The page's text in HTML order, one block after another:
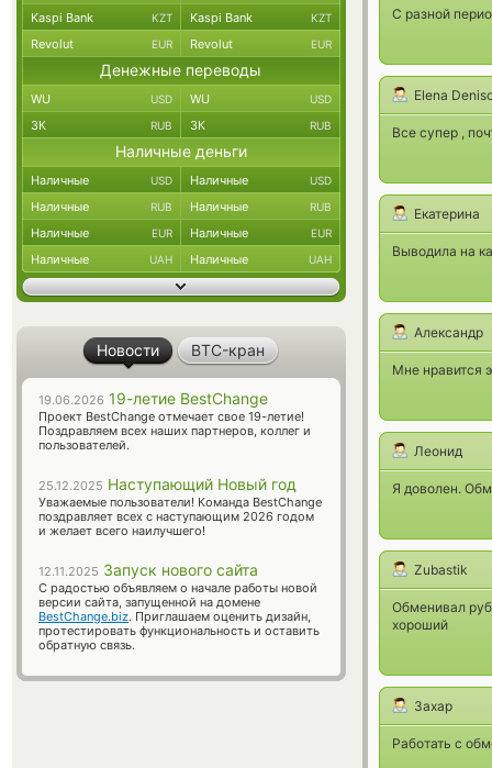
С разной
Elena
Все супер ,
Екатерина
Выводила на
Александр
Мне нравится
Леонид
Я доволен.
Zubastik
Обменивал
хороший
Захар
Работать с
Kaspi Bank KZT Kaspi Bank KZT
Revolut EUR Revolut EUR
Денежные переводы
WU USD WU USD
ЗК RUB ЗК RUB
Наличные деньги
Наличные USD Наличные USD
Наличные RUB Наличные RUB
Наличные EUR Наличные EUR
Наличные UAH Наличные UAH
Новости BTC-кран
19.06.2026 19-летие BestChange
Проект BestChange отмечает свое 19-летие!
Поздравляем всех наших партнеров, коллег и
пользователей.
25.12.2025 Наступающий Новый год
Уважаемые пользователи! Команда BestChange
поздравляет всех с наступающим 2026 годом
и желает всего наилучшего!
12.11.2025 Запуск нового сайта
С радостью объявляем о начале работы новой
версии сайта, запущенной на домене
BestChange.biz. Приглашаем оценить дизайн,
протестировать функциональность и оставить
обратную связь.